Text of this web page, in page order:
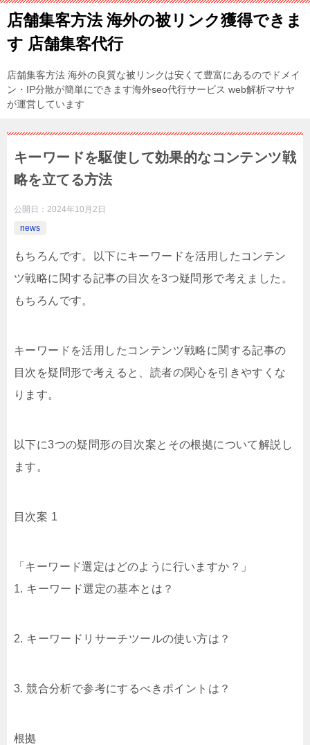
店舗集客方法 海外の被リンク獲得できま
す 店舗集客代行
店舗集客方法 海外の良質な被リンクは安くて豊富にあるのでドメイ
ン・IP分散が簡単にできます海外seo代行サービス web解析マサヤ
が運営しています
キーワードを駆使して効果的なコンテンツ戦
略を立てる方法
公開日： 2024年10月2日
news
もちろんです。以下にキーワードを活用したコンテン
ツ戦略に関する記事の目次を3つ疑問形で考えました。
もちろんです。
キーワードを活用したコンテンツ戦略に関する記事の
目次を疑問形で考えると、読者の関心を引きやすくな
ります。
以下に3つの疑問形の目次案とその根拠について解説し
ます。
目次案 1
「キーワード選定はどのように行いますか？」
1. キーワード選定の基本とは？
2. キーワードリサーチツールの使い方は？
3. 競合分析で参考にするべきポイントは？
根拠